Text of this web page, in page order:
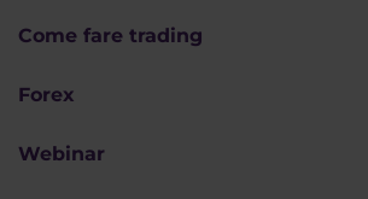
Come fare trading
Forex
Webinar